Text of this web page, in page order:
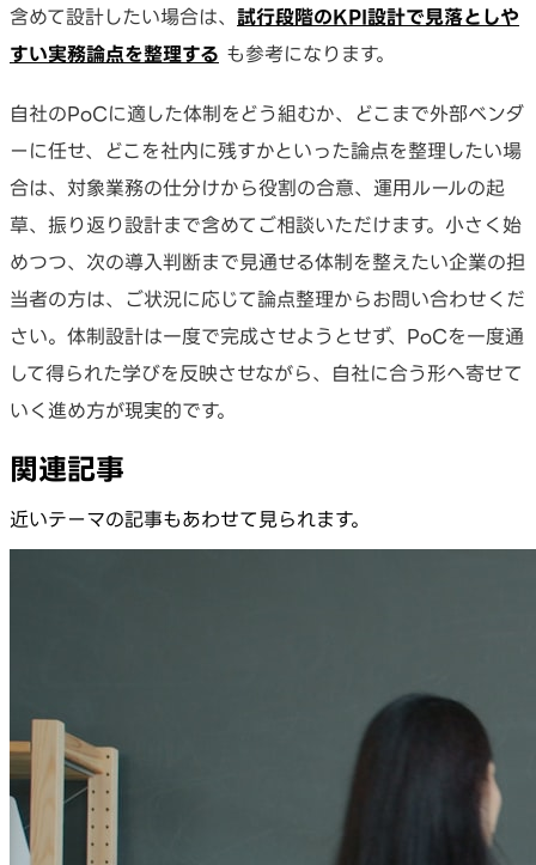
含めて設計したい場合は、 試行段階のKPI設計で見落としや
すい実務論点を整理する も参考になります。
自社のPoCに適した体制をどう組むか、どこまで外部ベンダ
ーに任せ、どこを社内に残すかといった論点を整理したい場
合は、対象業務の仕分けから役割の合意、運用ルールの起
草、振り返り設計まで含めてご相談いただけます。小さく始
めつつ、次の導入判断まで見通せる体制を整えたい企業の担
当者の方は、ご状況に応じて論点整理からお問い合わせくだ
さい。体制設計は一度で完成させようとせず、PoCを一度通
して得られた学びを反映させながら、自社に合う形へ寄せて
いく進め方が現実的です。
関連記事
近いテーマの記事もあわせて見られます。